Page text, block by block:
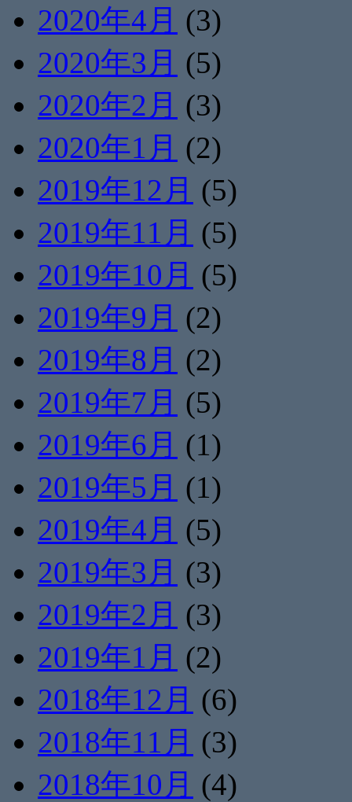
2020年4月 (3)
2020年3月 (5)
2020年2月 (3)
2020年1月 (2)
2019年12月 (5)
2019年11月 (5)
2019年10月 (5)
2019年9月 (2)
2019年8月 (2)
2019年7月 (5)
2019年6月 (1)
2019年5月 (1)
2019年4月 (5)
2019年3月 (3)
2019年2月 (3)
2019年1月 (2)
2018年12月 (6)
2018年11月 (3)
2018年10月 (4)